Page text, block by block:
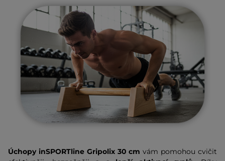
Úchopy inSPORTline Gripolix 30 cmvám pomohou cvičit